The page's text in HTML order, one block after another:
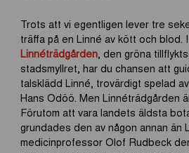
Trots att vi egentligen lever tre
träffa på en Linné av kött och blod.
Linnéträdgården, den gröna
stadsmyllret, har du chansen att
talsklädd Linné, trovärdigt spelad
Hans Odöö. Men Linnéträdgården
Förutom att vara landets äldsta
grundades den av någon annan än
medicinprofessor Olof Rudbeck